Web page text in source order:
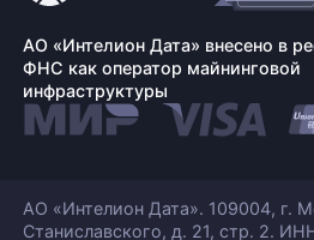
АО «Интелион Дата» внесено в
ФНС как оператор майнинговой
инфраструктуры
АО «Интелион Дата». 109004, г.
Станиславского, д. 21, стр. 2.